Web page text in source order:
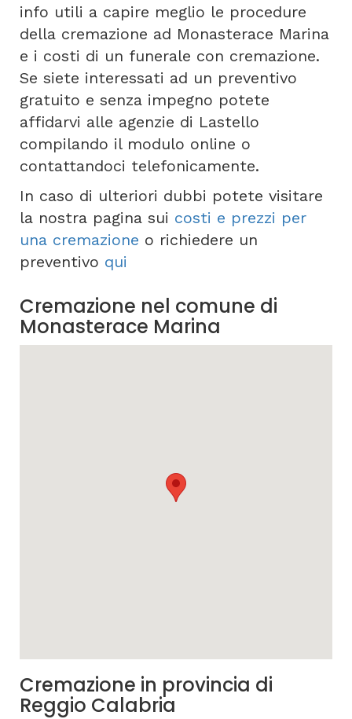
info utili a capire meglio le procedure
della cremazione ad Monasterace Marina
e i costi di un funerale con cremazione.
Se siete interessati ad un preventivo
gratuito e senza impegno potete
affidarvi alle agenzie di Lastello
compilando il modulo online o
contattandoci telefonicamente.
In caso di ulteriori dubbi potete visitare
la nostra pagina sui costi e prezzi per
una cremazione o richiedere un
preventivo qui
Cremazione nel comune di
Monasterace Marina
Cremazione in provincia di
Reggio Calabria